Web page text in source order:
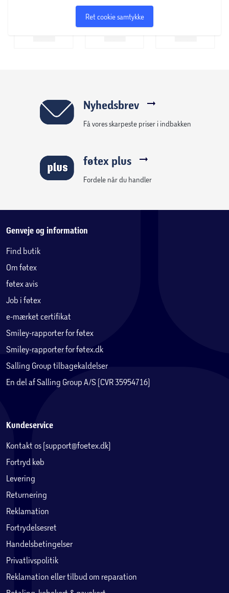
Ret cookie samtykke
Nyhedsbrev
Få vores skarpeste priser i indbakken
føtex plus
Fordele når du handler
Genveje og information
Find butik
Om føtex
føtex avis
Job i føtex
e-mærket certifikat
Smiley-rapporter for føtex
Smiley-rapporter for føtex.dk
Salling Group tilbagekaldelser
En del af Salling Group A/S (CVR 35954716)
Kundeservice
Kontakt os (support@foetex.dk)
Fortryd køb
Levering
Returnering
Reklamation
Fortrydelsesret
Handelsbetingelser
Privatlivspolitik
Reklamation eller tilbud om reparation